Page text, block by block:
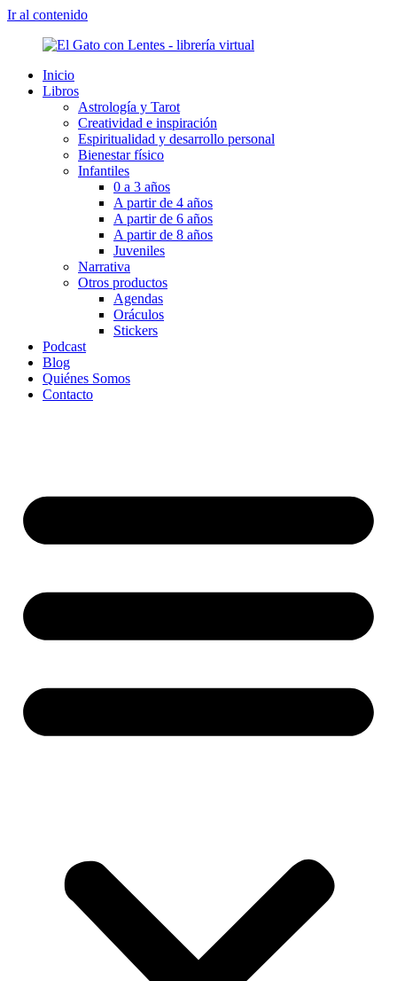
Ir al contenido
Inicio
Libros
Astrología y Tarot
Creatividad e inspiración
Espiritualidad y desarrollo personal
Bienestar físico
Infantiles
0 a 3 años
A partir de 4 años
A partir de 6 años
A partir de 8 años
Juveniles
Narrativa
Otros productos
Agendas
Oráculos
Stickers
Podcast
Blog
Quiénes Somos
Contacto